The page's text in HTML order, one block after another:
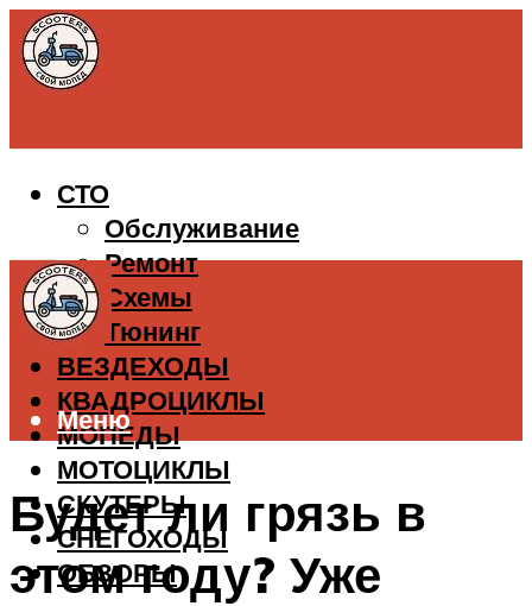
СТО
Обслуживание
Ремонт
Схемы
Тюнинг
ВЕЗДЕХОДЫ
КВАДРОЦИКЛЫ
МОПЕДЫ
МОТОЦИКЛЫ
СКУТЕРЫ
СНЕГОХОДЫ
ОБЗОРЫ
Меню
Будет ли грязь в
этом году? Уже